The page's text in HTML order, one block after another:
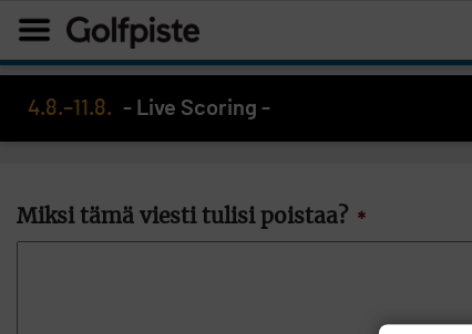
4.8.–11.8. - Live Scoring -
Miksi tämä viesti tulisi poistaa? *